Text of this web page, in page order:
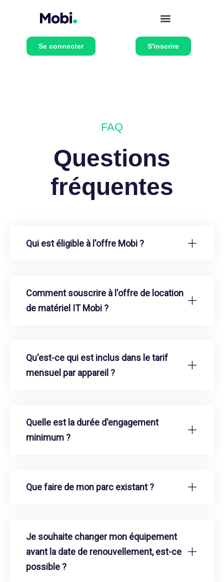
Se connecter S'inscrire
FAQ
Questions
fréquentes
Qui est éligible à l'offre Mobi ?
Comment souscrire à l'offre de location
de matériel IT Mobi ?
Qu'est-ce qui est inclus dans le tarif
mensuel par appareil ?
Quelle est la durée d'engagement
minimum ?
Que faire de mon parc existant ?
Je souhaite changer mon équipement
avant la date de renouvellement, est-ce
possible ?